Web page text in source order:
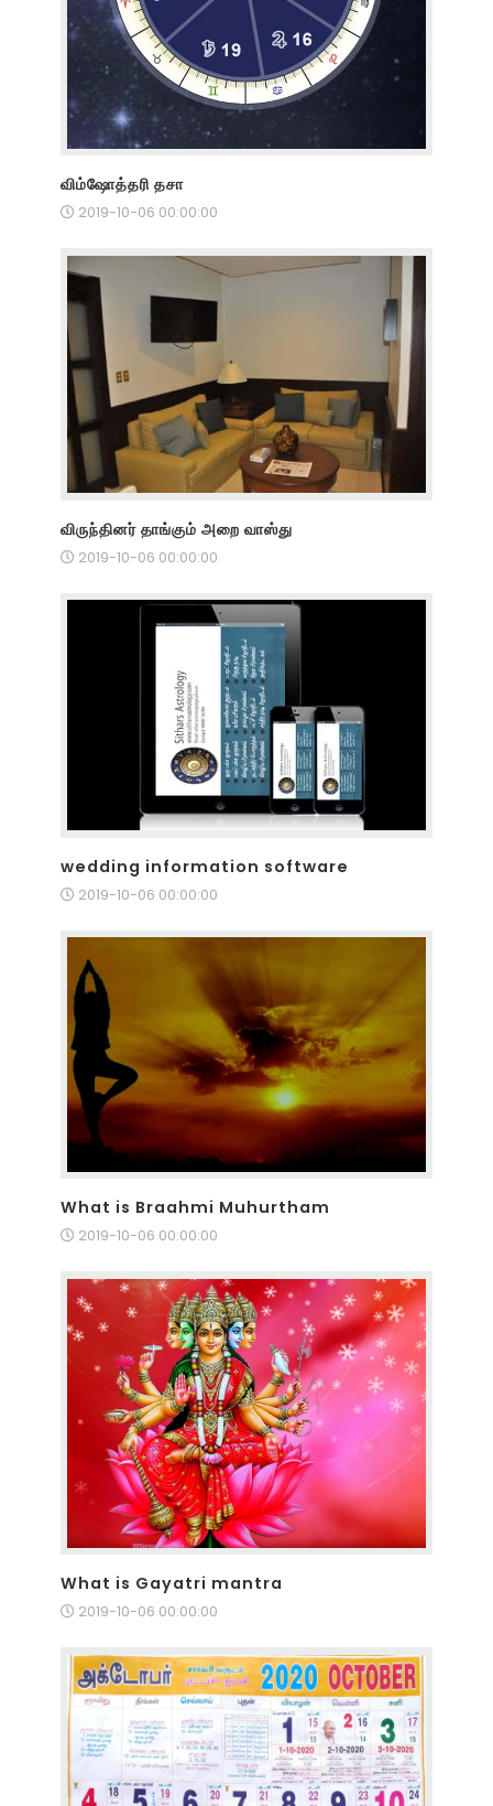
விம்ஷோத்தரி தசா
2019-10-06 00:00:00
விருந்தினர் தாங்கும் அறை வாஸ்து
2019-10-06 00:00:00
wedding information software
2019-10-06 00:00:00
What is Braahmi Muhurtham
2019-10-06 00:00:00
What is Gayatri mantra
2019-10-06 00:00:00